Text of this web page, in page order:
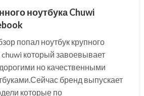
ноутбука Chuwi
попал ноутбук крупного
chuwi который завоевывает
но качественными
бренд выпускает
которые по